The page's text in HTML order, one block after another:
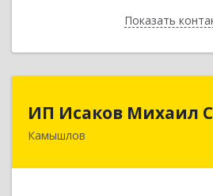
ПоказатьНазад
ИП Исаков Михаил
Камышлов
624860, Свердловская обл,